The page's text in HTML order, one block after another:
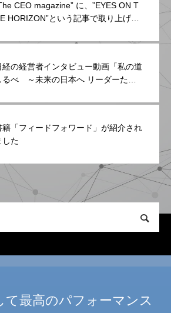
CEO magazine” に、”EYES ON T
HORIZON”という記事で取り上げら
経の経営者インタビュー動画「私の道
るべ ～未来の日本へ リーダーたち
籍「フィードフォワード」が紹介され
した
て最高のパフォーマンス